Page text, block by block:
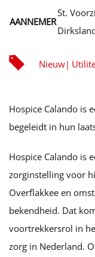
AANNEMER
St.
Nieuw
Hospice Calando is
begeleidt in hun
Hospice Calando is
zorginstelling voor
Overflakkee en
bekendheid. Dat
voortrekkersrol in
zorg in Nederland.